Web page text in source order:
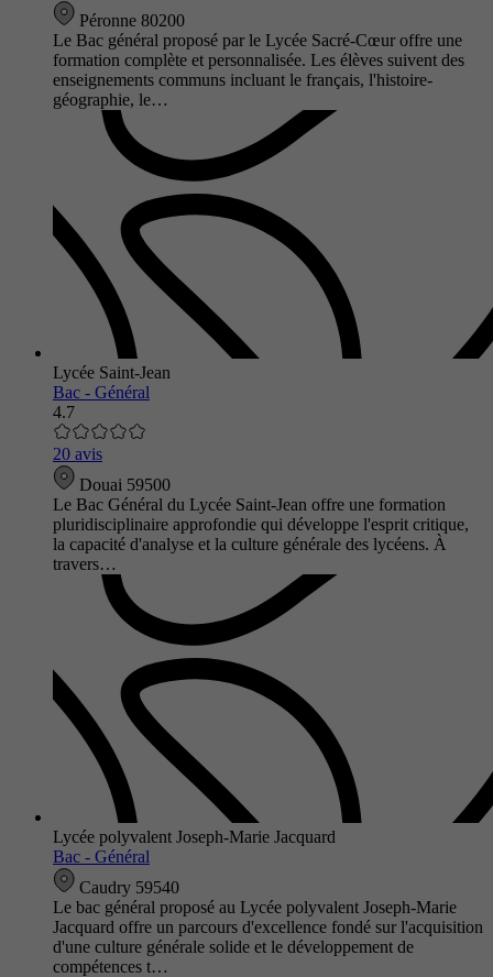
Péronne 80200
Le Bac général proposé par le Lycée Sacré-Cœur offre une
formation complète et personnalisée. Les élèves suivent des
enseignements communs incluant le français, l'histoire-
géographie, le…
Lycée Saint-Jean
Bac - Général
4.7
20 avis
Douai 59500
Le Bac Général du Lycée Saint-Jean offre une formation
pluridisciplinaire approfondie qui développe l'esprit critique,
la capacité d'analyse et la culture générale des lycéens. À
travers…
Lycée polyvalent Joseph-Marie Jacquard
Bac - Général
Caudry 59540
Le bac général proposé au Lycée polyvalent Joseph-Marie
Jacquard offre un parcours d'excellence fondé sur l'acquisition
d'une culture générale solide et le développement de
compétences t…